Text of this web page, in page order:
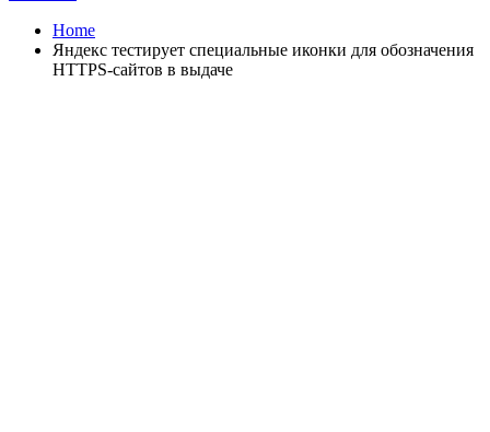
Home
Яндекс тестирует специальные иконки для обозначения
HTTPS-сайтов в выдаче